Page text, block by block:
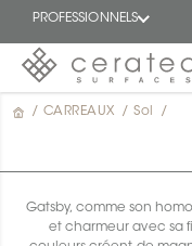
PROFESSIONNELS
En
/ CARREAUX / Sol /
Gatsby, comme son
et charmeur avec sa